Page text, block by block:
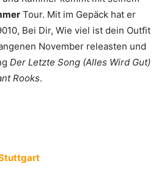
Tour. Mit im Gepäck hat er
Bei Dir, Wie viel ist dein Outfit
November releasten und
Der Letzte Song (Alles Wird Gut)
Rooks.